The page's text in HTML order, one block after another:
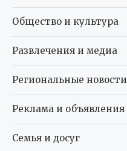
Общество и культура
Развлечения и медиа
Региональные новости
Реклама и объявления
Семья и досуг